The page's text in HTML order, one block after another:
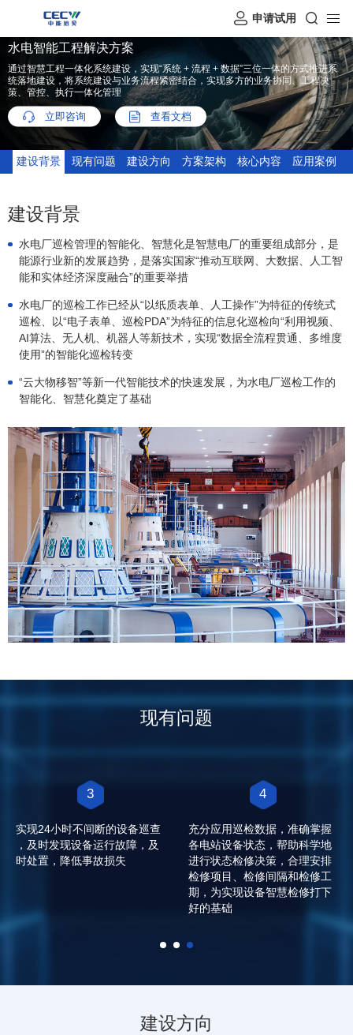
申请试用
水电智能工程解决方案
通过智慧工程一体化系统建设，实现“系统 + 流程 + 数据”三位一体的方式推进系
统落地建设，将系统建设与业务流程紧密结合，实现多方的业务协同、工程决
策、管控、执行一体化管理
立即咨询 查看文档
建设背景 现有问题 建设方向 方案架构 核心内容 应用案例
建设背景
水电厂巡检管理的智能化、智慧化是智慧电厂的重要组成部分，是
能源行业新的发展趋势，是落实国家“推动互联网、大数据、人工智
能和实体经济深度融合”的重要举措
水电厂的巡检工作已经从“以纸质表单、人工操作”为特征的传统式
巡检、以“电子表单、巡检PDA”为特征的信息化巡检向“利用视频、
AI算法、无人机、机器人等新技术，实现“数据全流程贯通、多维度
使用”的智能化巡检转变
“云大物移智”等新一代智能技术的快速发展，为水电厂巡检工作的
智能化、智慧化奠定了基础
现有问题
3
实现24小时不间断的设备巡查
，及时发现设备运行故障，及
时处置，降低事故损失
4
充分应用巡检数据，准确掌握
各电站设备状态，帮助科学地
进行状态检修决策，合理安排
检修项目、检修间隔和检修工
期，为实现设备智慧检修打下
好的基础
建设方向